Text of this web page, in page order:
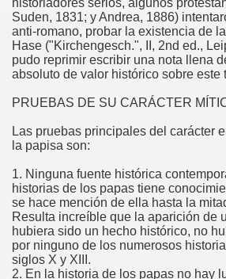
historiadores serios, algunos
Suden, 1831; y Andrea, 1886)
anti-romano, probar la existencia de
Hase ("Kirchengesch.", II, 2nd ed.,
pudo reprimir escribir una nota llena
absoluto de valor histórico sobre este
PRUEBAS DE SU CARÁCTER
Las pruebas principales del carácter
la papisa son:
1. Ninguna fuente histórica
historias de los papas tiene
se hace mención de ella hasta la
Resulta increíble que la aparición de
hubiera sido un hecho histórico, no
por ninguno de los numerosos
siglos X y XIII.
2. En la historia de los papas no hay